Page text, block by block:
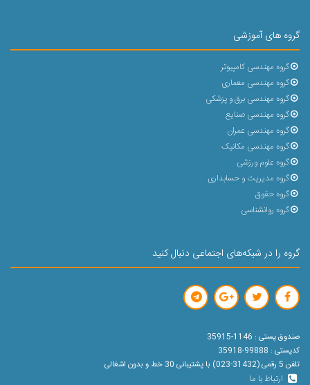
گروه های آموزشی
گروه مهندسی کامپیوتر
گروه مهندسی معماری
گروه مهندسی برق و پزشکی
گروه مهندسی صنایع
گروه مهندسی عمران
گروه مهندسی مکانیک
گروه علوم ورزشی
گروه مدیریت و حسابداری
گروه حقوق
گروه روانشناسی
گروه را در شبکه‌های اجتماعی دنبال کنید
صندوق پستی : 1146-35915
کدپستی : 99888-35918
تلفن 5 رقمی (31432-023) با پشتیبانی 30 خط و بدون اشغالی
ارتباط با ما